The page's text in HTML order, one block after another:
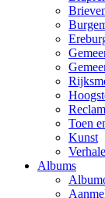
Toen
Kunst
Albums